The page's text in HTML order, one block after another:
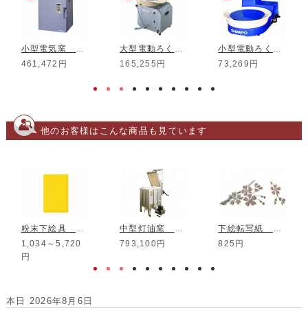
小型電気窯 DMT-01
461,472円
大型電動ろくろ RK-3D
165,255円
小型電動ろくろ RK-5T
73,269円
他のお客様はこんな商品も見ています
粉末下絵具 酸化用 やまぶき
1,034～5,720
円
中型灯油窯 RT-13U
793,100円
下絵転写紙 白盛 3色枝ざくら ピンク
825円
本日 2026年8月6日